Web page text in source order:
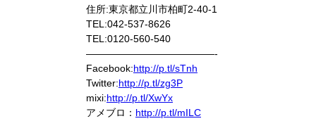
住所:東京都立川市柏町2-40-1
TEL:042-537-8626
TEL:0120-560-540
—————————————-
Facebook:http://p.tl/sTnh
Twitter:http://p.tl/zg3P
mixi:http://p.tl/XwYx
アメブロ： http://p.tl/mILC